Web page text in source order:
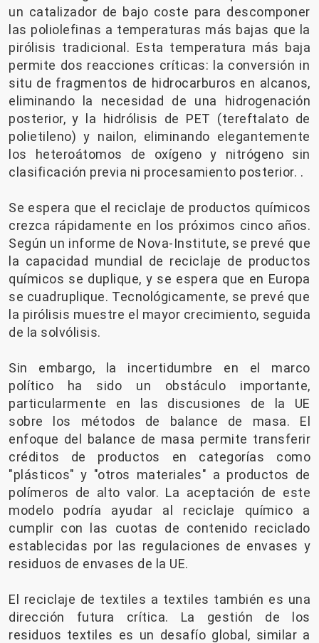
un catalizador de bajo coste para descomponer
las poliolefinas a temperaturas más bajas que la
pirólisis tradicional. Esta temperatura más baja
permite dos reacciones críticas: la conversión in
situ de fragmentos de hidrocarburos en alcanos,
eliminando la necesidad de una hidrogenación
posterior, y la hidrólisis de PET (tereftalato de
polietileno) y nailon, eliminando elegantemente
los heteroátomos de oxígeno y nitrógeno sin
clasificación previa ni procesamiento posterior. .
Se espera que el reciclaje de productos químicos
crezca rápidamente en los próximos cinco años.
Según un informe de Nova-Institute, se prevé que
la capacidad mundial de reciclaje de productos
químicos se duplique, y se espera que en Europa
se cuadruplique. Tecnológicamente, se prevé que
la pirólisis muestre el mayor crecimiento, seguida
de la solvólisis.
Sin embargo, la incertidumbre en el marco
político ha sido un obstáculo importante,
particularmente en las discusiones de la UE
sobre los métodos de balance de masa. El
enfoque del balance de masa permite transferir
créditos de productos en categorías como
"plásticos" y "otros materiales" a productos de
polímeros de alto valor. La aceptación de este
modelo podría ayudar al reciclaje químico a
cumplir con las cuotas de contenido reciclado
establecidas por las regulaciones de envases y
residuos de envases de la UE.
El reciclaje de textiles a textiles también es una
dirección futura crítica. La gestión de los
residuos textiles es un desafío global, similar a